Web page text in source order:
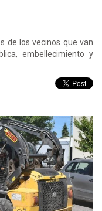
de los vecinos que van
embellecimiento y